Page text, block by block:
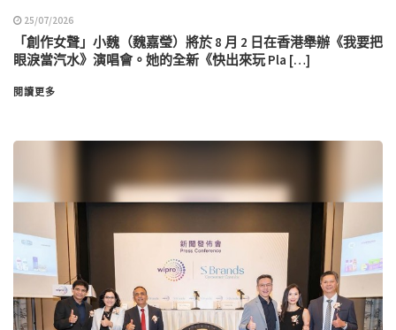
25/07/2026
「創作女聲」小魏（魏嘉瑩）將於 8 月 2 日在香港舉辦《我要把
眼淚當汽水》演唱會。她的全新《快出來玩 Pla […]
閱讀更多